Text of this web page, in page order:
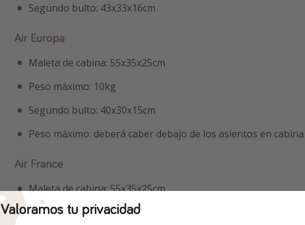
Segundo bulto: 43x33x16cm
Air Europa
Maleta de cabina: 55x35x25cm
Peso máximo: 10kg
Segundo bulto: 40x30x15cm
Peso máximo: deberá caber debajo de los asientos en cabina
Air France
Maleta de cabina: 55x35x25cm
Peso máximo: 12kg
Valoramos tu privacidad